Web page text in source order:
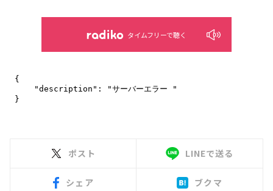
タイムフリーで聴く
ポスト LINEで送る
シェア ブクマ